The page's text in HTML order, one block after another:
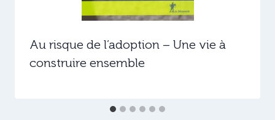
Au risque de l’adoption – Une vie à
construire ensemble